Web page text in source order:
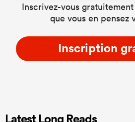
Inscrivez-vous
que vous en pensez
Inscription
Latest Long Reads